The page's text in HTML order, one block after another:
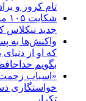
کروز و برادران
شکایت ۱۰۵
نیکلاس کیج
به پست
او از دنیای
خداحافظ
زحمت» روی